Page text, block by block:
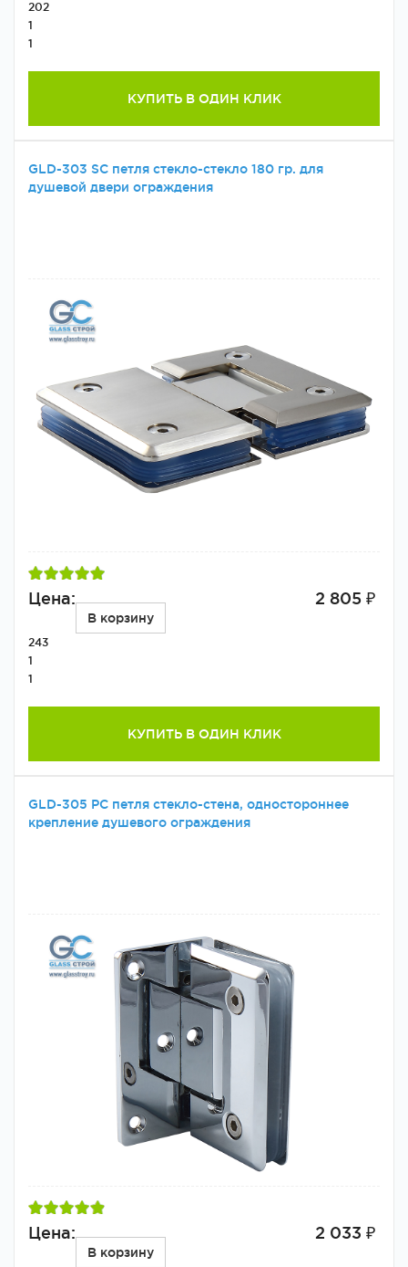
202
1
1
КУПИТЬ В ОДИН КЛИК
GLD-303 SС петля стекло-стекло 180 гр. для
душевой двери ограждения
Цена: 2 805 ₽
В корзину
243
1
1
КУПИТЬ В ОДИН КЛИК
GLD-305 PC петля стекло-стена, одностороннее
крепление душевого ограждения
Цена: 2 033 ₽
В корзину